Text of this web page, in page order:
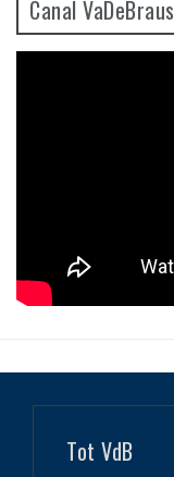
Canal VaDeBraus
Tot VdB